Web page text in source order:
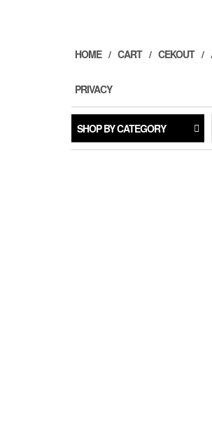
HOME CART CEKOUT
PRIVACY
SHOP BY CATEGORY